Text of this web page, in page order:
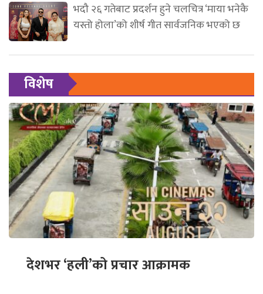
भदौ २६ गतेबाट प्रदर्शन हुने चलचित्र ‘माया भनेकै
यस्तो होला’को शीर्ष गीत सार्वजनिक भएको छ
विशेष
देशभर ‘हली’को प्रचार आक्रामक